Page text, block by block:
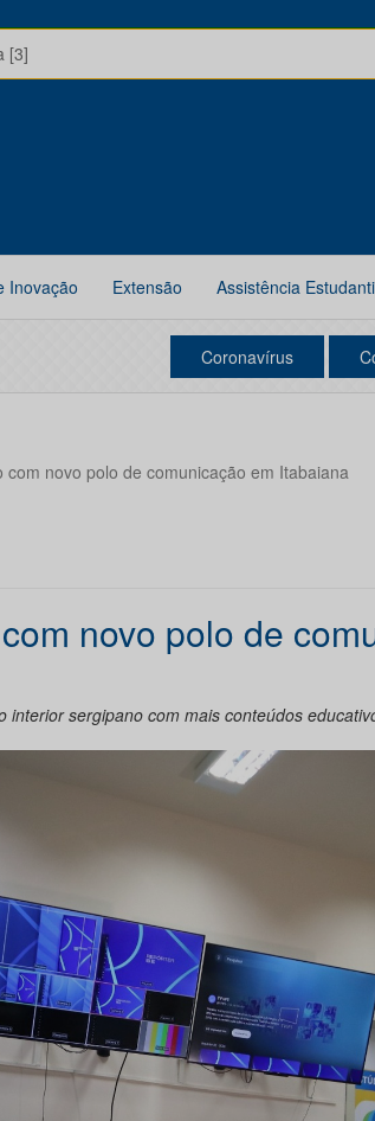
[3]
Inovação Extensão Assistência
Coronavírus
com novo polo de comunicação em Itabaiana
novo polo de
sergipano com mais conteúdos